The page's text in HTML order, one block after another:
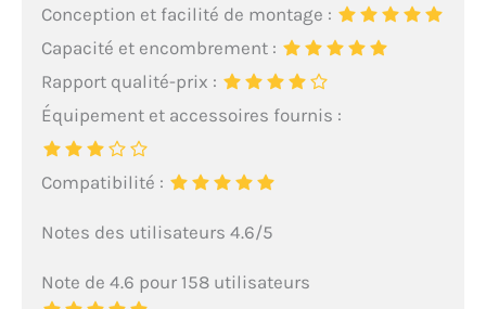
Conception et facilité de montage :
Capacité et encombrement :
Rapport qualité-prix :
Équipement et accessoires fournis :
Compatibilité :
Notes des utilisateurs 4.6/5
Note de 4.6 pour 158 utilisateurs